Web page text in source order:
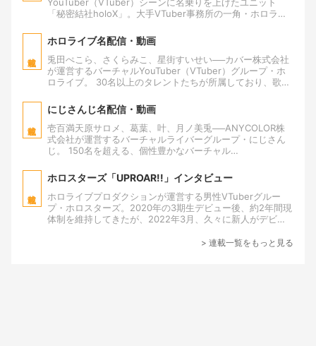
「秘密結社holoX」。大手VTuber事務所の一角・ホロライ
も言われるVTuber。まさに群雄割拠の最中に、ラプラス・
ダークネス、鷹嶺ルイ、博衣こより、沙花叉クロヱ、風真
いろはの5人はどんな活躍を見せるのか。ホロライブ6期生
の魅力に迫る。
ホロライブ名配信・動画
兎田ぺこら、さくらみこ、星街すいせい──カバー株式会社
が運営するバーチャルYouTuber（VTuber）グループ・ホ
ロライブ。 30名以上のタレントたちが所属しており、歌や
を獲得しています。 しかし「配信・動画は観たことがな
い」「興味はあるけど、何を観たらわからない」という人
も多いはず。 そこで、その魅力がわかる配信・動画を厳選
して紹介しています。
にじさんじ名配信・動画
壱百満天原サロメ、葛葉、叶、月ノ美兎──ANYCOLOR株
式会社が運営するバーチャルライバーグループ・にじさん
じ。 150名を超える、個性豊かなバーチャル
イドルとも呼べる存在です。 しかし「配信・動画は観たこ
とがない」「興味はあるけど、何を観たらわからない」と
いう人も多いはず。 そこで、メンバーの魅力がわかる配
信・動画を厳選して紹介しています。
ホロスターズ「UPROAR!!」インタビュー
ホロライブプロダクションが運営する男性VTuberグルー
プ・ホロスターズ。2020年の3期生デビュー後、約2年間現
体制を維持してきたが、2022年3月、久々に新人がデビュ
（うつぎ・うゆう）さん、緋崎ガンマ（ひざき・がんま）
> 連載一覧をもっと見る